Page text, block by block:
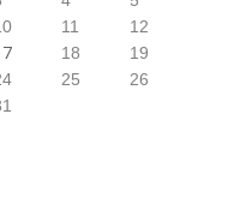
11
12
18
19
25
26